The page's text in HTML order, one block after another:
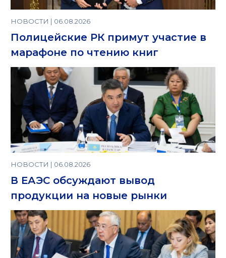
НОВОСТИ | 06.08.2026
Полицейские РК примут участие в
марафоне по чтению книг
НОВОСТИ | 06.08.2026
В ЕАЭС обсуждают вывод
продукции на новые рынки